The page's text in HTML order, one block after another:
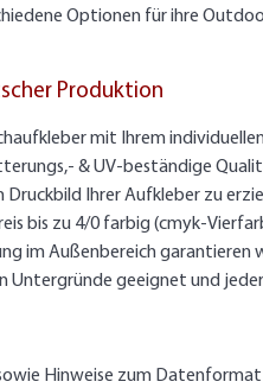
Optionen für ihre
Produktion
mit Ihrem
& UV-beständige
Druckbild Ihrer Aufkleber zu
bis zu 4/0 farbig (cmyk-
im Außenbereich
Untergründe geeignet und
Hinweise zum Datenformat